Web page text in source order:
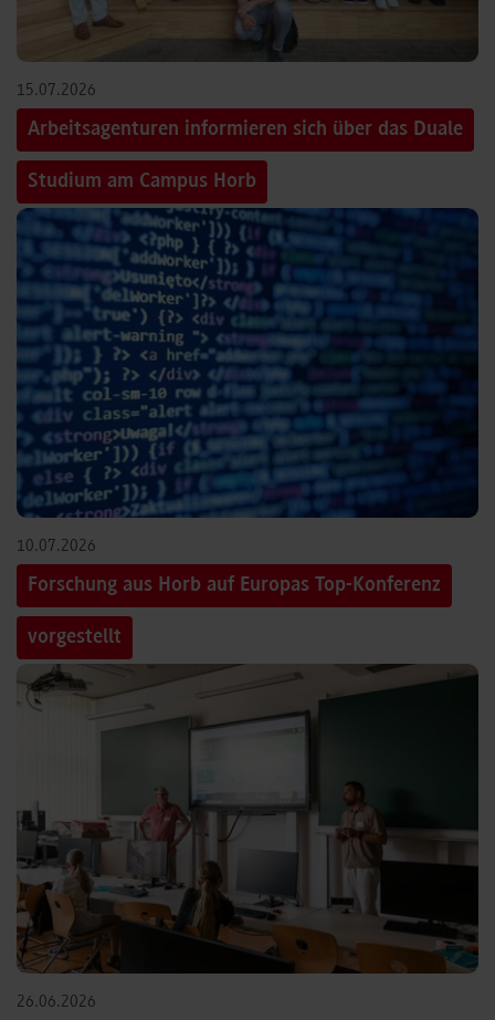
15.07.2026
Arbeitsagenturen informieren sich über das Duale
Studium am Campus Horb
10.07.2026
Forschung aus Horb auf Europas Top-Konferenz
vorgestellt
26.06.2026